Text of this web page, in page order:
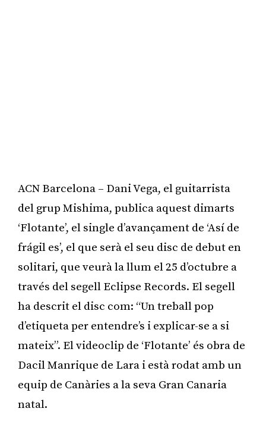
ACN Barcelona – Dani Vega, el guitarrista
del grup Mishima, publica aquest dimarts
‘Flotante’, el single d’avançament de ‘Así de
frágil es’, el que serà el seu disc de debut en
solitari, que veurà la llum el 25 d’octubre a
través del segell Eclipse Records. El segell
ha descrit el disc com: “Un treball pop
d’etiqueta per entendre’s i explicar-se a si
mateix”. El videoclip de ‘Flotante’ és obra de
Dacil Manrique de Lara i està rodat amb un
equip de Canàries a la seva Gran Canaria
natal.